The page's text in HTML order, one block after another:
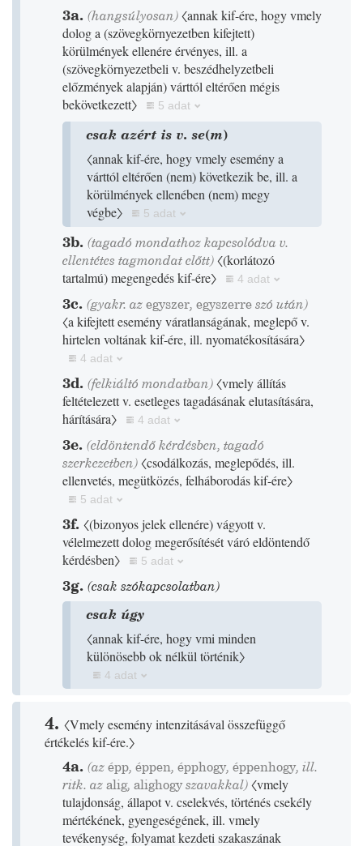
3a. (hangsúlyosan)〈annak kif-ére, hogy vmely
dolog a (szövegkörnyezetben kifejtett)
körülmények ellenére érvényes, ill. a
(szövegkörnyezetbeli v. beszédhelyzetbeli
előzmények alapján)várttól eltérően mégis
bekövetkezett〉
5 adat
csak azért is v. se(m)
〈annak kif-ére, hogy vmely esemény a
várttól eltérően (nem)következik be, ill. a
körülmények ellenében (nem)megy
végbe〉
5 adat
3b. (tagadó mondathoz kapcsolódva v.
ellentétes tagmondat előtt)〈(korlátozó
tartalmú)megengedés kif-ére〉 4 adat
3c. (gyakr. azegyszer, egyszerreszó után)
〈a kifejtett esemény váratlanságának, meglepő v.
hirtelen voltának kif-ére, ill. nyomatékosítására〉
4 adat
3d. (felkiáltó mondatban)〈vmely állítás
feltételezett v. esetleges tagadásának elutasítására,
hárítására〉
4 adat
3e. (eldöntendő kérdésben, tagadó
szerkezetben)〈csodálkozás, meglepődés, ill.
ellenvetés, megütközés, felháborodás kif-ére〉
5 adat
3f. 〈(bizonyos jelek ellenére)vágyott v.
vélelmezett dolog megerősítését váró eldöntendő
kérdésben〉
5 adat
3g. (csak szókapcsolatban)
csak úgy
〈annak kif-ére, hogy vmi minden
különösebb ok nélkül történik〉
4 adat
4. 〈Vmely esemény intenzitásával összefüggő
értékelés kif-ére.〉
4a. (azépp, éppen, épphogy, éppenhogy, ill.
ritk. azalig, alighogyszavakkal)〈vmely
tulajdonság, állapot v. cselekvés, történés csekély
mértékének, gyengeségének, ill. vmely
tevékenység, folyamat kezdeti szakaszának